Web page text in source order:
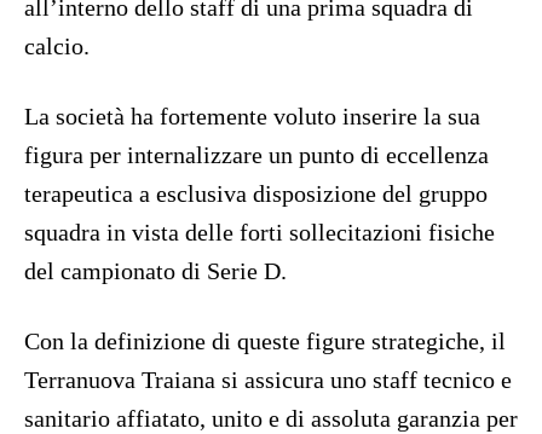
all’interno dello staff di una prima squadra di
calcio.
La società ha fortemente voluto inserire la sua
figura per internalizzare un punto di eccellenza
terapeutica a esclusiva disposizione del gruppo
squadra in vista delle forti sollecitazioni fisiche
del campionato di Serie D.
Con la definizione di queste figure strategiche, il
Terranuova Traiana si assicura uno staff tecnico e
sanitario affiatato, unito e di assoluta garanzia per